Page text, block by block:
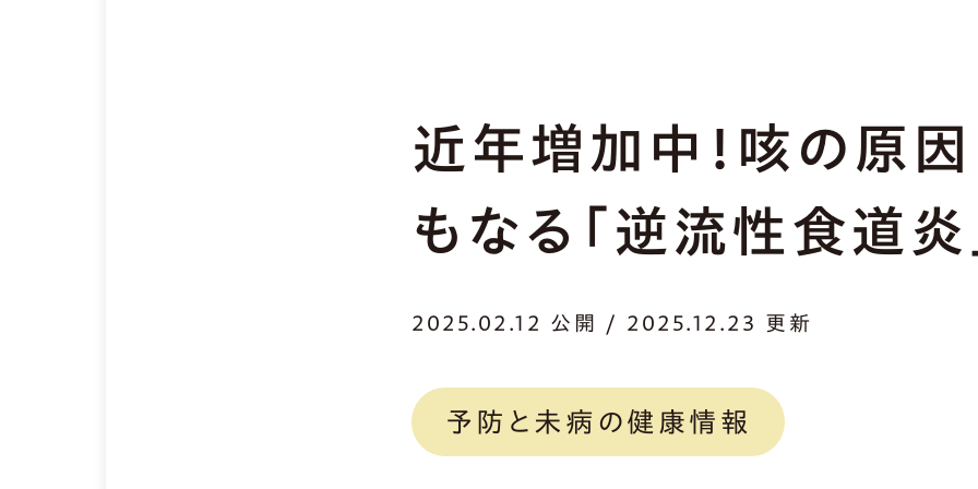
近年増加中！咳の原
もなる「逆流性食道炎
2025.02.12 公開 / 2025.12.23 更新
予防と未病の健康情報